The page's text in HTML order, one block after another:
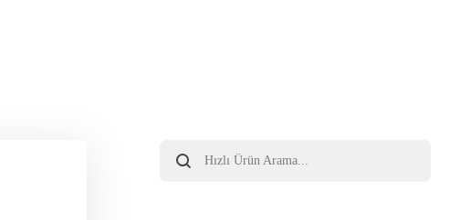
search